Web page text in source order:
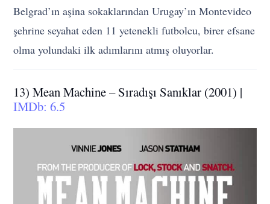
Belgrad’ın aşina sokaklarından Urugay’ın Montevideo
şehrine seyahat eden 11 yetenekli futbolcu, birer efsane
olma yolundaki ilk adımlarını atmış oluyorlar.
13) Mean Machine – Sıradışı Sanıklar (2001) |
IMDb: 6.5